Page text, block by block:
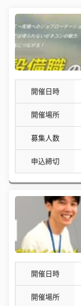
開催日時
開催場所
募集人数
申込締切
開催日時
開催場所